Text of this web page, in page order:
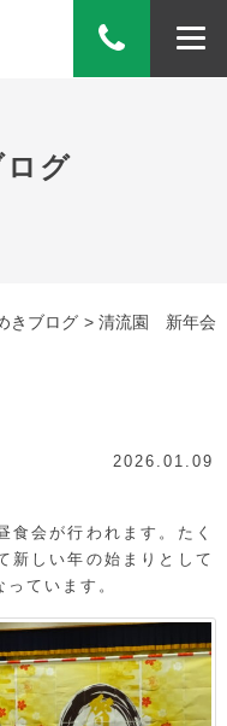
ログ
きブログ 清流園 新年会
2026.01.09
食会が行われます。たく
新しい年の始まりとして
ています。